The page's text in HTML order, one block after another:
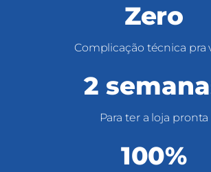
Zero
Complicação técnica pra
2
Para ter a loja pronta
100%